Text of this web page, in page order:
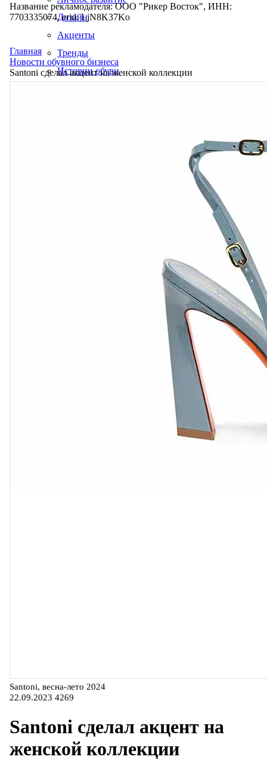
Дизайн
Акценты
Тренды
Истории обуви
Название рекламодателя: ООО "Рикер Восток", ИНН:
7703335074, erid: LjN8K37Ko
Главная
Новости обувного бизнеса
Santoni сделал акцент на женской коллекции
Santoni, весна-лето 2024
22.09.2023 4269
Santoni сделал акцент на
женской коллекции